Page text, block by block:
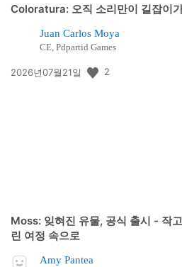
Coloratura: 오직 소리만이 길잡이
Juan Carlos Moya
CE, Pdpartid Games
공
2026년07월21일 2
Moss: 잊혀진 유물, 공식 출시 - 작
린 여정 속으로
Amy Pantea